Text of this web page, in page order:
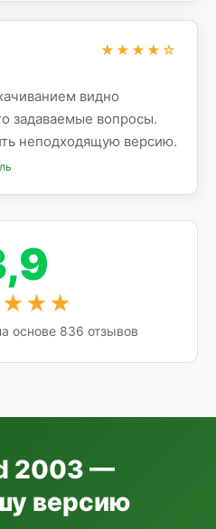
★★★★☆
видно
задаваемые вопросы.
неподходящую версию.
основе 836 отзывов
2003 —
версию